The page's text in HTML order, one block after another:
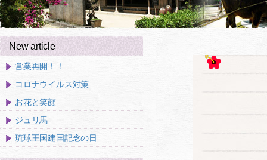
New article
営業再開！！
コロナウイルス対策
お花と笑顔
ジュリ馬
琉球王国建国記念の日